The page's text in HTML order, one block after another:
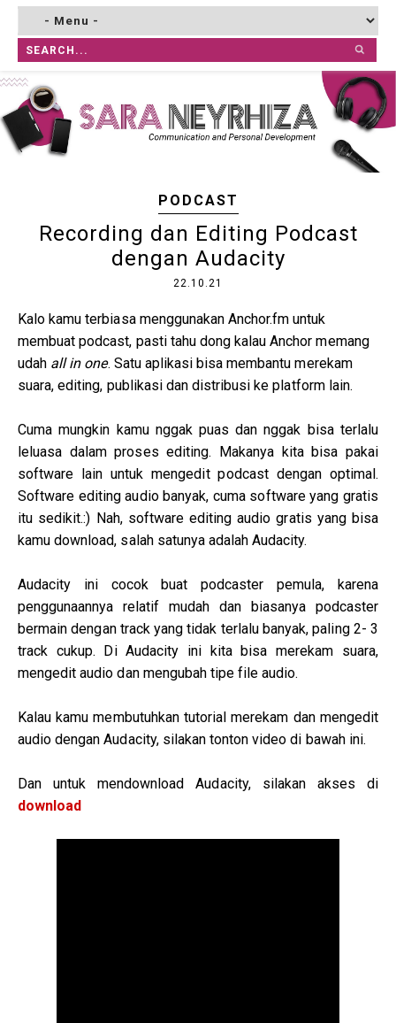
PODCAST
Recording dan Editing Podcast
dengan Audacity
22.10.21
Kalo kamu terbiasa menggunakan Anchor.fm untuk
membuat podcast, pasti tahu dong kalau Anchor memang
udah all in one. Satu aplikasi bisa membantu merekam
suara, editing, publikasi dan distribusi ke platform lain.
Cuma mungkin kamu nggak puas dan nggak bisa terlalu
leluasa dalam proses editing. Makanya kita bisa pakai
software lain untuk mengedit podcast dengan optimal.
Software editing audio banyak, cuma software yang gratis
itu sedikit.:) Nah, software editing audio gratis yang bisa
kamu download, salah satunya adalah Audacity.
Audacity ini cocok buat podcaster pemula, karena
penggunaannya relatif mudah dan biasanya podcaster
bermain dengan track yang tidak terlalu banyak, paling 2- 3
track cukup. Di Audacity ini kita bisa merekam suara,
mengedit audio dan mengubah tipe file audio.
Kalau kamu membutuhkan tutorial merekam dan mengedit
audio dengan Audacity, silakan tonton video di bawah ini.
Dan untuk mendownload Audacity, silakan akses di
download